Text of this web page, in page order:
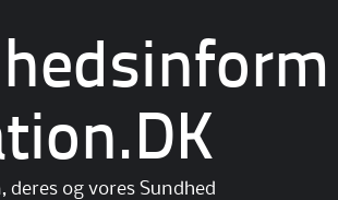
deres og vores Sundhed